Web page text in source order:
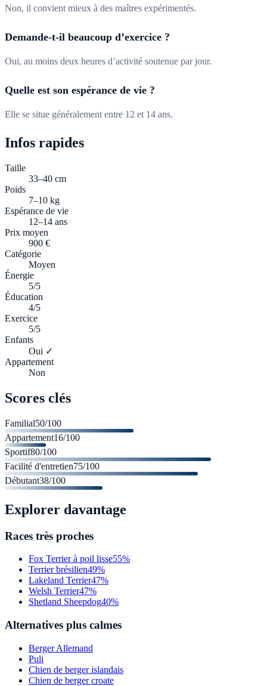
Non, il convient mieux à des maîtres expérimentés.
Demande-t-il beaucoup d’exercice ?
Oui, au moins deux heures d’activité soutenue par jour.
Quelle est son espérance de vie ?
Elle se situe généralement entre 12 et 14 ans.
Infos rapides
Taille
33–40 cm
Poids
7–10 kg
Espérance de vie
12–14 ans
Prix moyen
900 €
Catégorie
Moyen
Énergie
5/5
Éducation
4/5
Exercice
5/5
Enfants
Oui ✓
Appartement
Non
Scores clés
Familial50/100
Appartement16/100
Sportif80/100
Facilité d'entretien75/100
Débutant38/100
Explorer davantage
Races très proches
Fox Terrier à poil lisse55%
Terrier brésilien49%
Lakeland Terrier47%
Welsh Terrier47%
Shetland Sheepdog40%
Alternatives plus calmes
Berger Allemand
Puli
Chien de berger islandais
Chien de berger croate